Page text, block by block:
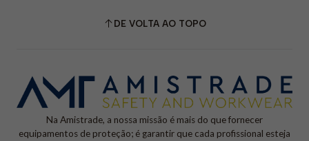
DE VOLTA AO TOPO
Na Amistrade, a nossa missão é mais do que fornecer
equipamentos de proteção; é garantir que cada profissional esteja